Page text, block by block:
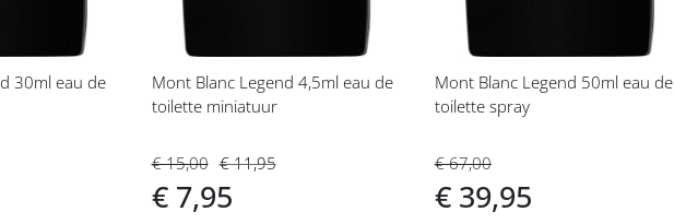
30ml eau de
Mont Blanc Legend 4,5ml eau de
toilette miniatuur
€ 15,00
€ 7,95
€ 11,95
Mont Blanc Legend 50ml eau de
toilette spray
€ 67,00
€ 39,95